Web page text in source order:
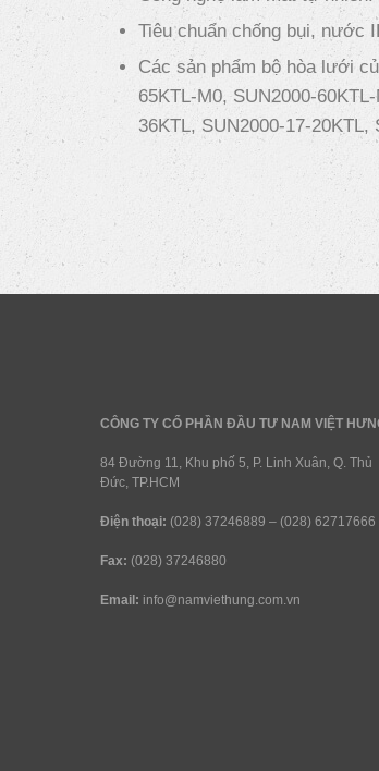
Tiêu chuẩn chống bụi, nước
Các sản phẩm bộ hòa lưới
65KTL-M0, SUN2000-
36KTL, SUN2000-17-
CÔNG TY CỔ PHẦN ĐẦU TƯ NAM VIỆT
84 Đường 11, Khu phố 5, P. Linh Xuân, Q. Thủ
Đức, TP.HCM
Điện thoại: (028) 37246889 – (028) 62717666
Fax: (028) 37246880
Email: info@namviethung.com.vn